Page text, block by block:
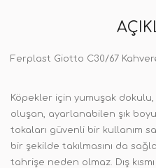
Ferplast Giotto C30/67
Köpekler için yumuşak
oluşan, ayarlanabilen şık
tokaları güvenli bir kullanım
bir şekilde takılmasını da
tahrişe neden olmaz. Dış